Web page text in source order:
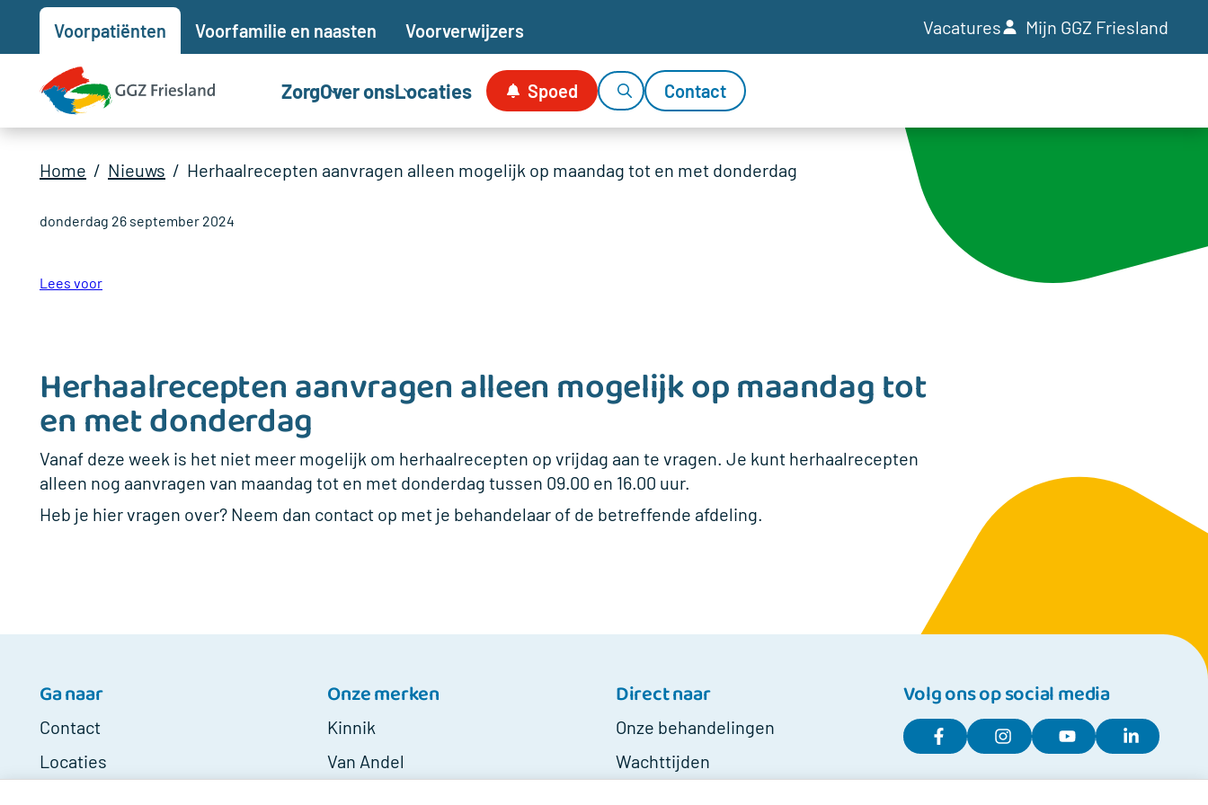
Voorpatiënten Voorfamilie en naasten Voorverwijzers Vacatures Mijn GGZ Friesland
ZorgOver onsLocaties Spoed Contact
Home Nieuws Herhaalrecepten aanvragen alleen mogelijk op maandag tot en met donderdag
donderdag 26 september 2024
Lees voor
Herhaalrecepten aanvragen alleen mogelijk op maandag tot
en met donderdag
Vanaf deze week is het niet meer mogelijk om herhaalrecepten op vrijdag aan te vragen. Je kunt herhaalrecepten
alleen nog aanvragen van maandag tot en met donderdag tussen 09.00 en 16.00 uur.
Heb je hier vragen over? Neem dan contact op met je behandelaar of de betreffende afdeling.
Ga naar
Contact
Locaties
Onze merken
Kinnik
Van Andel
Direct naar
Onze behandelingen
Wachttijden
Volg ons op social media